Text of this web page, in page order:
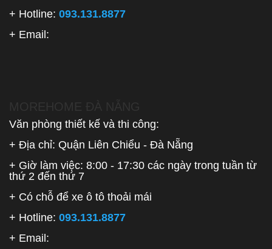
+ Hotline: 093.131.8877
+ Email:
Văn phòng thiết kế và thi công:
+ Địa chỉ: Quận Liên Chiểu - Đà Nẵng
+ Giờ làm việc: 8:00 - 17:30 các ngày trong tuần từ
thứ 2 đến thứ 7
+ Có chỗ để xe ô tô thoải mái
+ Hotline: 093.131.8877
+ Email: